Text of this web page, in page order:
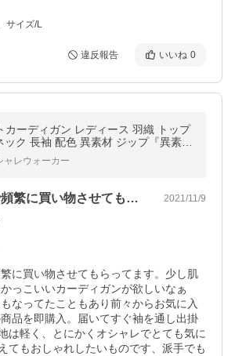
サイズ/L
違反報告 いいね 0
カーディガン レディース 羽織 トップ
配色 異素材 ジップ『異素材
ング配色アシメカーデ』※返品交換不
ール便不可】
ャレウォーカー
こちらのお店で頻繁に買い物させてもらっ… 2021/11/9
に買い物させてもらってます。少し肌
っこいいカーディガンが欲しいなぁ
なってたこともあり前々からお気に入
品を即購入。届いてすぐ袖を通し出掛
は軽く、とにかくオシャレでとても気に
てもおしゃれしたいものです、派手でも